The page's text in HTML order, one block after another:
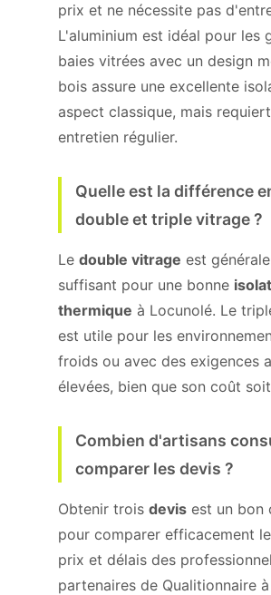
prix et ne nécessite pas
L'aluminium est idéal pour les
baies vitrées avec un design
bois assure une excellente
aspect classique, mais
entretien régulier.
Quelle est la différence
double et triple vitrage ?
Le double vitrage est
suffisant pour une bonne
thermique à Locunolé. Le
est utile pour les
froids ou avec des exigences
élevées, bien que son coût
Combien d'artisans
comparer les devis ?
Obtenir trois devis est un bon
pour comparer efficacement
prix et délais des
partenaires de Qualitionnaire